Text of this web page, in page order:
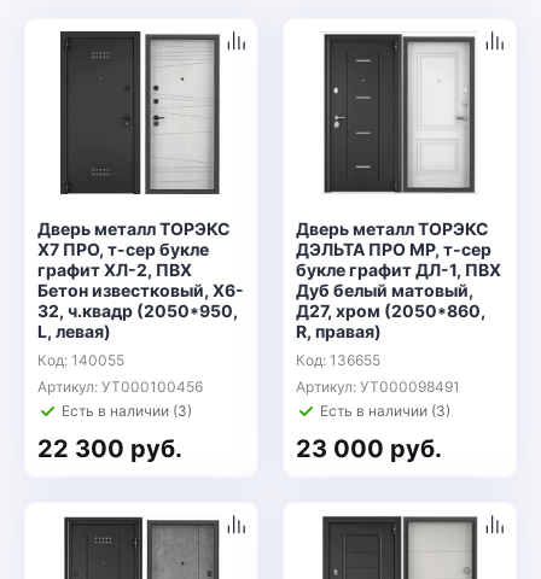
Дверь металл ТОРЭКС
Х7 ПРО, т-сер букле
графит ХЛ-2, ПВХ
Бетон известковый, Х6-
32, ч.квадр (2050*950,
L, левая)
Код: 140055
Артикул: УТ000100456
Есть в наличии (3)
22 300 руб.
Дверь металл ТОРЭКС
ДЭЛЬТА ПРО MP, т-сер
букле графит ДЛ-1, ПВХ
Дуб белый матовый,
Д27, хром (2050*860,
R, правая)
Код: 136655
Артикул: УТ000098491
Есть в наличии (3)
23 000 руб.